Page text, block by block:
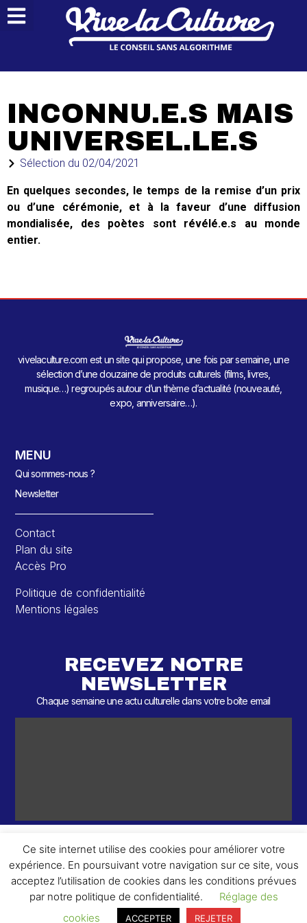
INCONNU.E.S MAIS
UNIVERSEL.LE.S
Sélection du 02/04/2021
En quelques secondes, le temps de la remise d’un prix
ou d’une cérémonie, et à la faveur d’une diffusion
mondialisée, des poètes sont révélé.e.s au monde
entier.
vivelaculture.com est un site qui propose, une fois par semaine, une
sélection d’une douzaine de produits culturels (films, livres,
musique…) regroupés autour d’un thème d’actualité (nouveauté,
expo, anniversaire…).
MENU
Qui sommes-nous ?
Newsletter
Contact
Plan du site
Accès Pro
Politique de confidentialité
Mentions légales
RECEVEZ NOTRE
NEWSLETTER
Chaque semaine une actu culturelle dans votre boîte email
© 2026 – 2 ème Round – Tous droits réservés.
Ce site internet utilise des cookies pour améliorer votre
expérience. En poursuivant votre navigation sur ce site, vous
acceptez l’utilisation de cookies dans les conditions prévues
par notre politique de confidentialité.
Réglage des
cookies
ACCEPTER REJETER